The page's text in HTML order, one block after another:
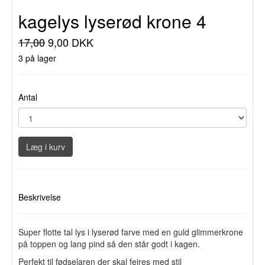
kagelys lyserød krone 4
17,009,00 DKK
3 på lager
Antal
Læg i kurv
Beskrivelse
Super flotte tal lys i lyserød farve med en guld glimmerkrone
på toppen og lang pind så den står godt i kagen.
Perfekt til fødselaren der skal fejres med stil